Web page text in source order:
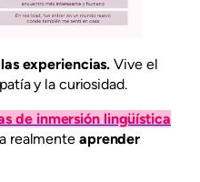
experiencias.Vive el
y la curiosidad.
de inmersión lingüística
realmente aprender